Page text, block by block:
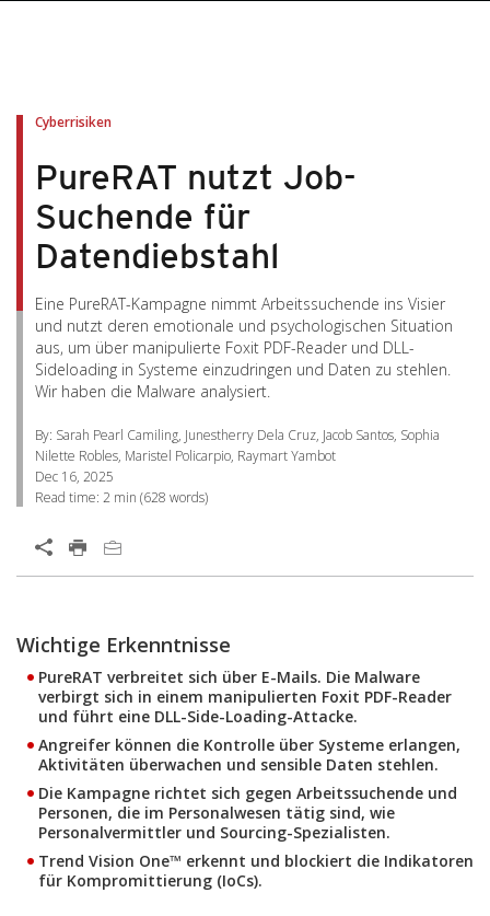
Cyberrisiken
PureRAT nutzt Job-
Suchende für
Datendiebstahl
Eine PureRAT-Kampagne nimmt Arbeitssuchende ins Visier
und nutzt deren emotionale und psychologischen Situation
aus, um über manipulierte Foxit PDF-Reader und DLL-
Sideloading in Systeme einzudringen und Daten zu stehlen.
Wir haben die Malware analysiert.
By: Sarah Pearl Camiling, Junestherry Dela Cruz, Jacob Santos, Sophia
Nilette Robles, Maristel Policarpio, Raymart Yambot
Dec 16, 2025
Read time: 2 min (628 words)
Open On A New Tab
Wichtige Erkenntnisse
PureRAT verbreitet sich über E-Mails. Die Malware
verbirgt sich in einem manipulierten Foxit PDF-Reader
und führt eine DLL-Side-Loading-Attacke.
Angreifer können die Kontrolle über Systeme erlangen,
Aktivitäten überwachen und sensible Daten stehlen.
Die Kampagne richtet sich gegen Arbeitssuchende und
Personen, die im Personalwesen tätig sind, wie
Personalvermittler und Sourcing-Spezialisten.
Trend Vision One™ erkennt und blockiert die Indikatoren
für Kompromittierung (IoCs).
Products